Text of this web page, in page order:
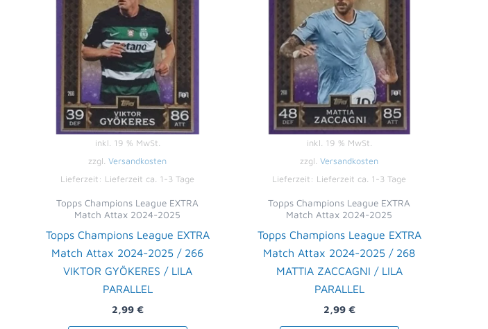
inkl. 19 % MwSt.
zzgl. Versandkosten
Lieferzeit: Lieferzeit ca. 1-3 Tage
Topps Champions League EXTRA
Match Attax 2024-2025
Topps Champions League EXTRA
Match Attax 2024-2025 / 266
VIKTOR GYÖKERES / LILA
PARALLEL
2,99 €
inkl. 19 % MwSt.
zzgl. Versandkosten
Lieferzeit: Lieferzeit ca. 1-3 Tage
Topps Champions League EXTRA
Match Attax 2024-2025
Topps Champions League EXTRA
Match Attax 2024-2025 / 268
MATTIA ZACCAGNI / LILA
PARALLEL
2,99 €